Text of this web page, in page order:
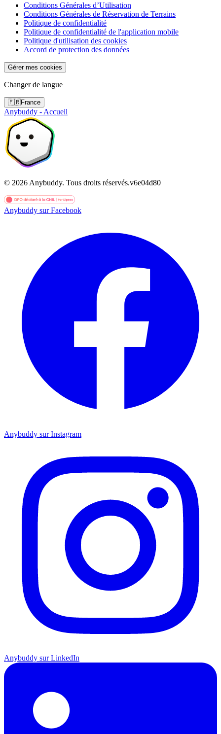
Conditions Générales d’Utilisation
Conditions Générales de Réservation de Terrains
Politique de confidentialité
Politique de confidentialité de l'application mobile
Politique d'utilisation des cookies
Accord de protection des données
Gérer mes cookies
Changer de langue
🇫🇷France
Anybuddy - Accueil
© 2026 Anybuddy. Tous droits réservés.v6e04d80
Anybuddy sur Facebook
Anybuddy sur Instagram
Anybuddy sur LinkedIn